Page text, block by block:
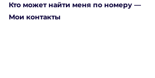
Кто может найти меня по номеру —
Мои контакты